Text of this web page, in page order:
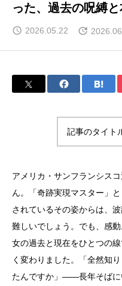
った、過去の呪縛
2026.05.22
記事のタイト
アメリカ・サンフランシス
ん。「奇跡実現マスター」
されているその姿からは、
難しいでしょう。でも、感
女の過去と現在をひとつの
く変わりました。「全然知
たんですか」——長年そばに